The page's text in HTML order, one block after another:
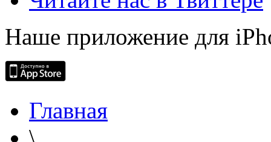
Наше приложение для
Главная